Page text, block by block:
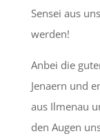
Sensei aus
werden!
Anbei die
Jenaern und
aus Ilmenau
den Augen